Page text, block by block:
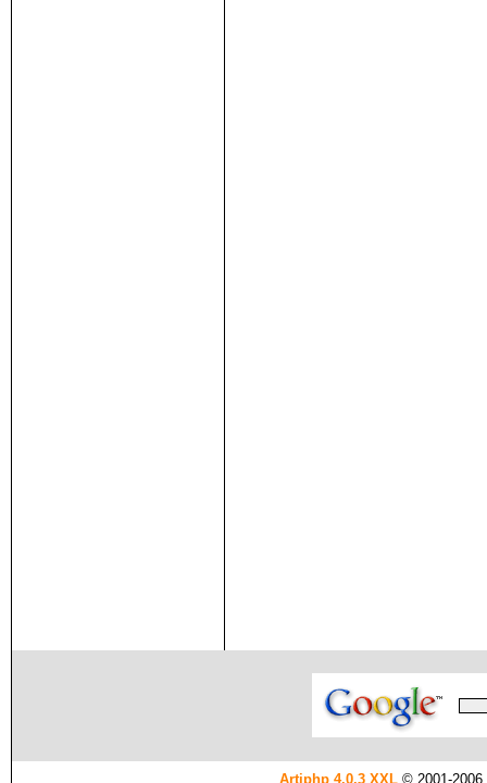
Artiphp 4.0.3 XXL © 2001-